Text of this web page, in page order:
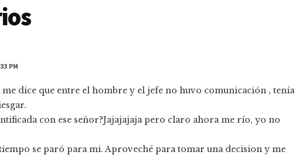
PM
dice que entre el hombre y el jefe no huvo comunicación , tenía
con ese señor?Jajajajaja pero claro ahora me río, yo no
se paró para mi. Aproveché para tomar una decision y me